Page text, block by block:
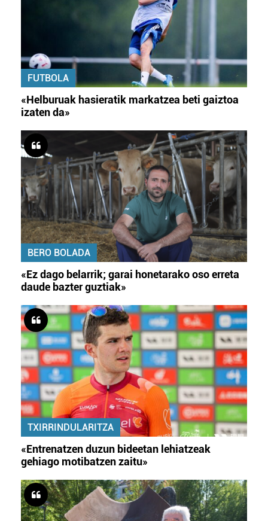
FUTBOLA
«Helburuak hasieratik markatzea beti gaiztoa
izaten da»
BERO BOLADA
«Ez dago belarrik; garai honetarako oso erreta
daude bazter guztiak»
TXIRRINDULARITZA
«Entrenatzen duzun bideetan lehiatzeak
gehiago motibatzen zaitu»